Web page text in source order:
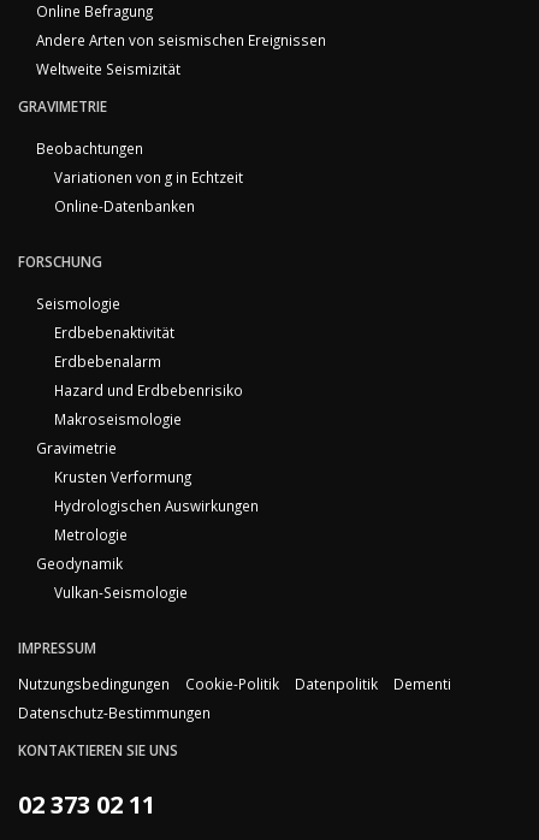
Online Befragung
Andere Arten von seismischen Ereignissen
Weltweite Seismizität
GRAVIMETRIE
Beobachtungen
Variationen von g in Echtzeit
Online-Datenbanken
FORSCHUNG
Seismologie
Erdbebenaktivität
Erdbebenalarm
Hazard und Erdbebenrisiko
Makroseismologie
Gravimetrie
Krusten Verformung
Hydrologischen Auswirkungen
Metrologie
Geodynamik
Vulkan-Seismologie
IMPRESSUM
Nutzungsbedingungen
Cookie-Politik Datenpolitik
Dementi
Datenschutz-Bestimmungen
KONTAKTIEREN SIE UNS
02 373 02 11